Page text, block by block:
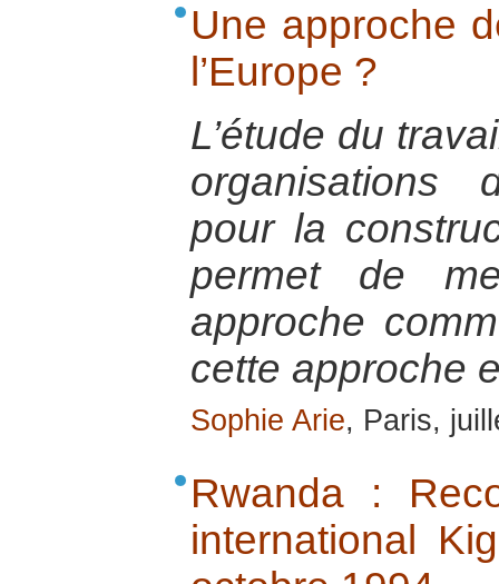
Une approche
l’Europe ?
L’étude du
organisations
pour la
permet de
approche
cette approche
Sophie Arie, Paris,
Rwanda :
international